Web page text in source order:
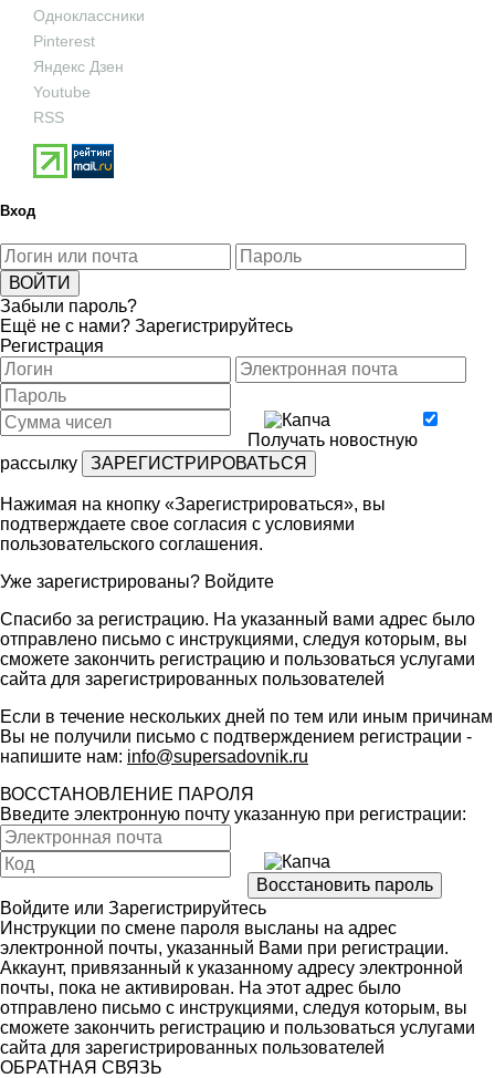
Одноклассники
Pinterest
Яндекс Дзен
Youtube
RSS
Вход
Забыли пароль?
Ещё не с нами? Зарегистрируйтесь
Регистрация
Получать новостную
рассылку
Нажимая на кнопку «Зарегистрироваться», вы
подтверждаете свое согласия с условиями
пользовательского соглашения.
Уже зарегистрированы? Войдите
Спасибо за регистрацию. На указанный вами адрес было
отправлено письмо с инструкциями, следуя которым, вы
сможете закончить регистрацию и пользоваться услугами
сайта для зарегистрированных пользователей
Если в течение нескольких дней по тем или иным причинам
Вы не получили письмо с подтверждением регистрации -
напишите нам: info@supersadovnik.ru
ВОССТАНОВЛЕНИЕ ПАРОЛЯ
Введите электронную почту указанную при регистрации:
Войдите или Зарегистрируйтесь
Инструкции по смене пароля высланы на адрес
электронной почты, указанный Вами при регистрации.
Аккаунт, привязанный к указанному адресу электронной
почты, пока не активирован. На этот адрес было
отправлено письмо с инструкциями, следуя которым, вы
сможете закончить регистрацию и пользоваться услугами
сайта для зарегистрированных пользователей
ОБРАТНАЯ СВЯЗЬ